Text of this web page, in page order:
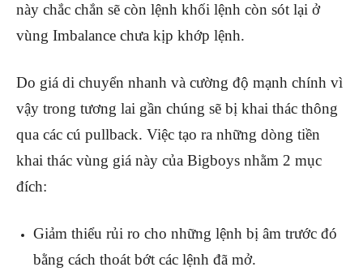
này chắc chắn sẽ còn lệnh khối lệnh còn sót lại ở
vùng Imbalance chưa kịp khớp lệnh.
Do giá di chuyển nhanh và cường độ mạnh chính vì
vậy trong tương lai gần chúng sẽ bị khai thác thông
qua các cú pullback. Việc tạo ra những dòng tiền
khai thác vùng giá này của Bigboys nhằm 2 mục
đích:
Giảm thiểu rủi ro cho những lệnh bị âm trước đó
bằng cách thoát bớt các lệnh đã mở.